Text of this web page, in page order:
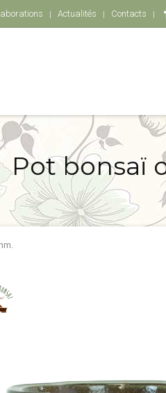
Actualités Contacts
Pot bonsaï